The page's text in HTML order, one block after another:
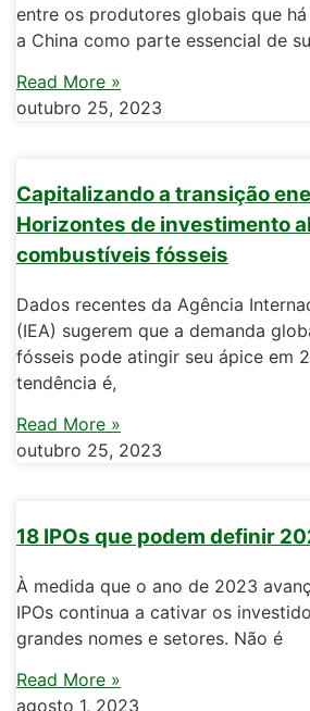
entre os produtores globais que
a China como parte essencial de
Read More »
outubro 25, 2023
Capitalizando a transição
Horizontes de investimento
combustíveis fósseis
Dados recentes da Agência
(IEA) sugerem que a demanda
fósseis pode atingir seu ápice em
tendência é,
Read More »
outubro 25, 2023
18 IPOs que podem definir
À medida que o ano de 2023
IPOs continua a cativar os
grandes nomes e setores. Não é
Read More »
agosto 1, 2023